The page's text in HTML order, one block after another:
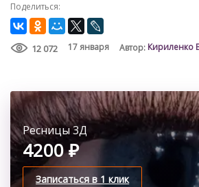
Поделиться:
12 072 17 января Автор: Кириленко
Ресницы 5Д, 4Д, 6Д
5500 ₽
Записаться в 1 клик
Ресницы 3Д
4200 ₽
Записаться в 1 клик
Ресницы 2Д
3700 ₽
Записаться в 1 клик